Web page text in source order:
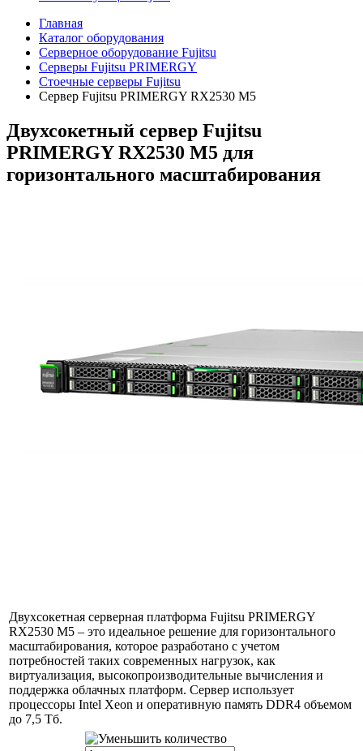
Главная
Каталог оборудования
Серверное оборудование Fujitsu
Серверы Fujitsu PRIMERGY
Стоечные серверы Fujitsu
Сервер Fujitsu PRIMERGY RX2530 M5
Двухсокетный сервер Fujitsu
PRIMERGY RX2530 M5 для
горизонтального масштабирования
Двухсокетная серверная платформа Fujitsu PRIMERGY
RX2530 M5 – это идеальное решение для горизонтального
масштабирования, которое разработано с учетом
потребностей таких современных нагрузок, как
виртуализация, высокопроизводительные вычисления и
поддержка облачных платформ. Сервер использует
процессоры Intel Xeon и оперативную память DDR4 объемом
до 7,5 Тб.